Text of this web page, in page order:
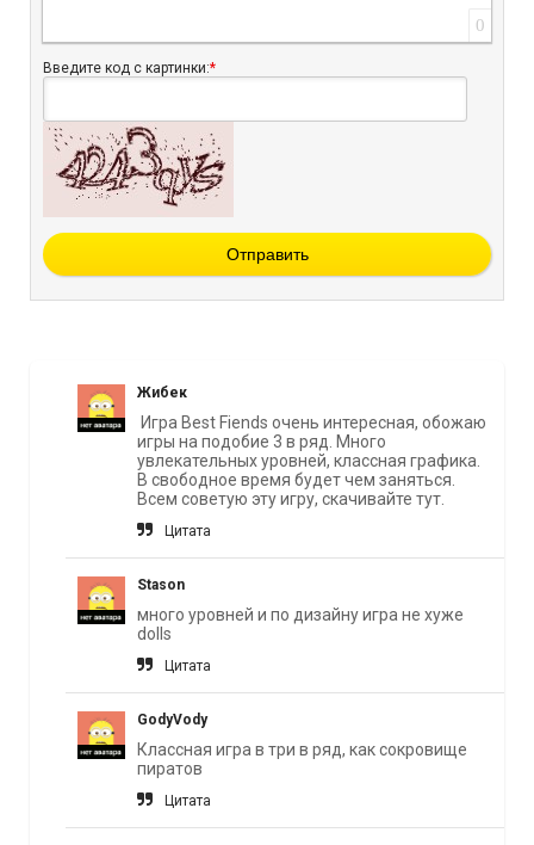
0
Введите код с картинки:*
Отправить
Жибек
Игра Best Fiends очень интересная, обожаю
игры на подобие 3 в ряд. Много
увлекательных уровней, классная графика.
В свободное время будет чем заняться.
Всем советую эту игру, скачивайте тут.
Цитата
Stason
много уровней и по дизайну игра не хуже
dolls
Цитата
GodyVody
Классная игра в три в ряд, как сокровище
пиратов
Цитата